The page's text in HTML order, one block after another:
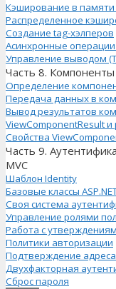
Кэширование в памяти
Распределенное
Создание tag-хэлперов
Асинхронные
Управление выводом
Часть 8. Компоненты
Определение
Передача данных в
Вывод результатов
ViewComponentResult
Свойства
Часть 9.
MVC
Шаблон Identity
Базовые классы
Своя система
Управление ролями
Работа с
Политики авторизации
Подтверждение
Двухфакторная
Сброс пароля